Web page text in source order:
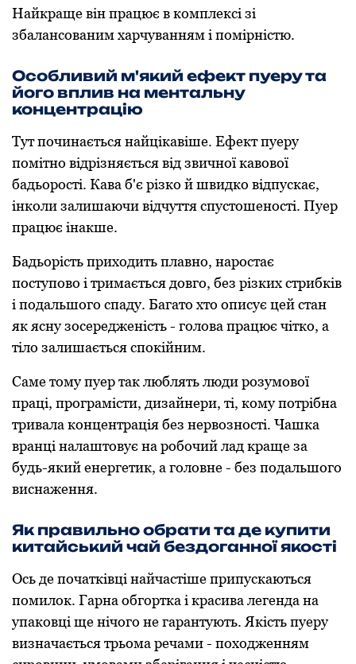
Найкраще він працює в комплексі зі
збалансованим харчуванням і помірністю.
Особливий м'який ефект пуеру та
його вплив на ментальну
концентрацію
Тут починається найцікавіше. Ефект пуеру
помітно відрізняється від звичної кавової
бадьорості. Кава б'є різко й швидко відпускає,
інколи залишаючи відчуття спустошеності. Пуер
працює інакше.
Бадьорість приходить плавно, наростає
поступово і тримається довго, без різких стрибків
і подальшого спаду. Багато хто описує цей стан
як ясну зосередженість - голова працює чітко, а
тіло залишається спокійним.
Саме тому пуер так люблять люди розумової
праці, програмісти, дизайнери, ті, кому потрібна
тривала концентрація без нервозності. Чашка
вранці налаштовує на робочий лад краще за
будь-який енергетик, а головне - без подальшого
виснаження.
Як правильно обрати та де купити
китайський чай бездоганної якості
Ось де початківці найчастіше припускаються
помилок. Гарна обгортка і красива легенда на
упаковці ще нічого не гарантують. Якість пуеру
визначається трьома речами - походженням